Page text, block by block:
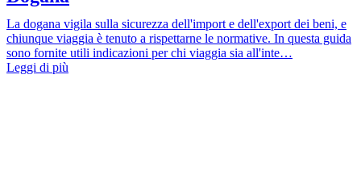
La dogana vigila sulla sicurezza dell'import e dell'export dei beni, e
chiunque viaggia è tenuto a rispettarne le normative. In questa guida
sono fornite utili indicazioni per chi viaggia sia all'inte…
Leggi di più